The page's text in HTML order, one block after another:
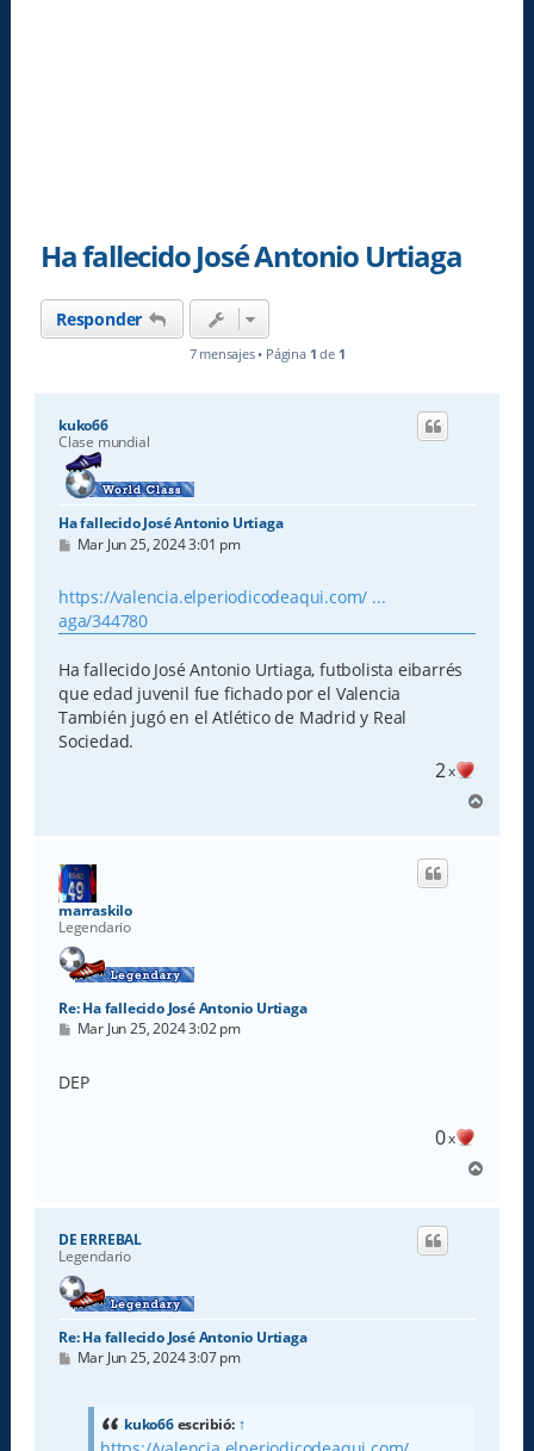
Ha fallecido José Antonio Urtiaga
Responder
7 mensajes • Página 1 de 1
kuko66
Clase mundial
Ha fallecido José Antonio Urtiaga
M
s
a
j
Mar Jun 25, 2024 3:01 pm
https://valencia.elperiodicodeaqui.com/ ...
aga/344780
Ha fallecido José Antonio Urtiaga, futbolista eibarrés
que edad juvenil fue fichado por el Valencia
También jugó en el Atlético de Madrid y Real
Sociedad.
2x
r
marraskilo
Legendario
Re: Ha fallecido José Antonio Urtiaga
M
s
a
Mar Jun 25, 2024 3:02 pm
DEP
0x
r
DE ERREBAL
Legendario
Re: Ha fallecido José Antonio Urtiaga
M
Mar Jun 25, 2024 3:07 pm
kuko66escribió: ↑